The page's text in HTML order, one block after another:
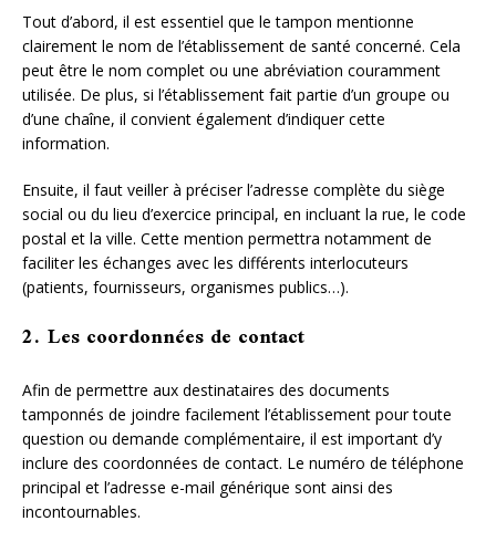
Tout d’abord, il est essentiel que le tampon mentionne
clairement le nom de l’établissement de santé concerné. Cela
peut être le nom complet ou une abréviation couramment
utilisée. De plus, si l’établissement fait partie d’un groupe ou
d’une chaîne, il convient également d’indiquer cette
information.
Ensuite, il faut veiller à préciser l’adresse complète du siège
social ou du lieu d’exercice principal, en incluant la rue, le code
postal et la ville. Cette mention permettra notamment de
faciliter les échanges avec les différents interlocuteurs
(patients, fournisseurs, organismes publics…).
2. Les coordonnées de contact
Afin de permettre aux destinataires des documents
tamponnés de joindre facilement l’établissement pour toute
question ou demande complémentaire, il est important d’y
inclure des coordonnées de contact. Le numéro de téléphone
principal et l’adresse e-mail générique sont ainsi des
incontournables.